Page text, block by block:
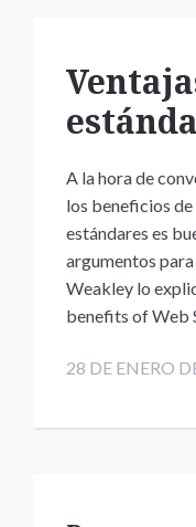
A la hora de
los beneficios
estándares es
argumentos
Weakley lo
benefits of Web
28 DE ENERO